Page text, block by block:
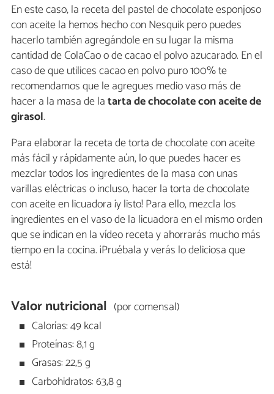
En este caso, la receta del pastel de chocolate esponjoso
con aceite la hemos hecho con Nesquik pero puedes
hacerlo también agregándole en su lugar la misma
cantidad de ColaCao o de cacao el polvo azucarado. En el
caso de que utilices cacao en polvo puro 100% te
recomendamos que le agregues medio vaso más de
hacer a la masa de latarta de chocolate con aceite de
girasol.
Para elaborar la receta de torta de chocolate con aceite
más fácil y rápidamente aún, lo que puedes hacer es
mezclar todos los ingredientes de la masa con unas
varillas eléctricas o incluso, hacer la torta de chocolate
con aceite en licuadora ¡y listo! Para ello, mezcla los
ingredientes en el vaso de la licuadora en el mismo orden
que se indican en la vídeo receta y ahorrarás mucho más
tiempo en la cocina. ¡Pruébala y verás lo deliciosa que
está!
Valor nutricional (por comensal)
Calorías: 49 kcal
Proteínas: 8,1 g
Grasas: 22,5 g
Carbohidratos: 63,8 g